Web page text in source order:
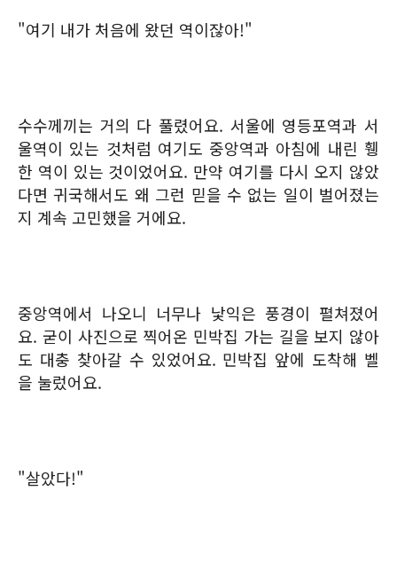
"여기 내가 처음에 왔던 역이잖아!"
수수께끼는 거의 다 풀렸어요. 서울에 영등포역과 서
울역이 있는 것처럼 여기도 중앙역과 아침에 내린 휑
한 역이 있는 것이었어요. 만약 여기를 다시 오지 않았
다면 귀국해서도 왜 그런 믿을 수 없는 일이 벌어졌는
지 계속 고민했을 거에요.
중앙역에서 나오니 너무나 낯익은 풍경이 펼쳐졌어
요. 굳이 사진으로 찍어온 민박집 가는 길을 보지 않아
도 대충 찾아갈 수 있었어요. 민박집 앞에 도착해 벨
을 눌렀어요.
"살았다!"